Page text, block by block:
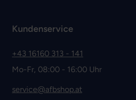
Kundenservice
+43 16160 313 - 141
Mo-Fr, 08:00 - 16:00 Uhr
service@afbshop.at